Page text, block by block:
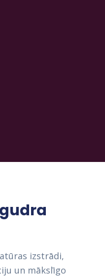
izstrādi,
un mākslīgo